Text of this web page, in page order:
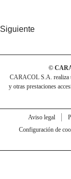
Siguiente
©
CARACOL S.A. realiza
y otras prestaciones
Aviso legal
Configuración de